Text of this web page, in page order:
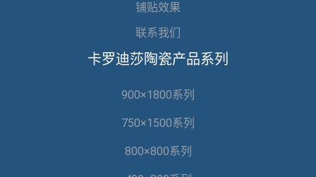
铺贴效果
联系我们
卡罗迪莎陶瓷产品系列
900×1800系列
750×1500系列
800×800系列